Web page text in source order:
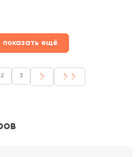
показать ещё
2 3